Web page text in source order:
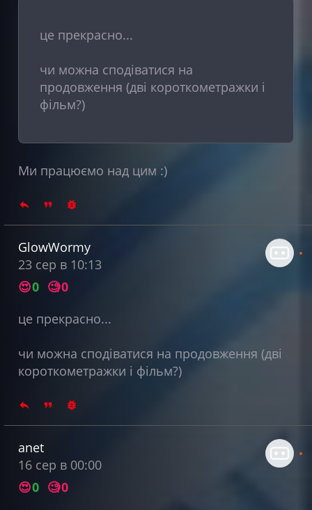
це прекрасно...
чи можна сподіватися на
продовження (дві короткометражки і
фільм?)
Ми працюємо над цим :)
GlowWormy
23 сер в 10:13
😍0 🧐0
це прекрасно...
чи можна сподіватися на продовження (дві
короткометражки і фільм?)
anet
16 сер в 00:00
😍0 🧐0